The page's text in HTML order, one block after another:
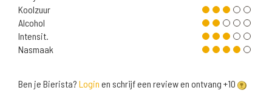
Koolzuur
Alcohol
Intensit.
Nasmaak
Ben je Bierista? Login en schrijf een review en ontvang +10